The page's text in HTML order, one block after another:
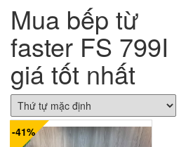
Mua bếp từ
faster FS 799I
giá tốt nhất
-41%